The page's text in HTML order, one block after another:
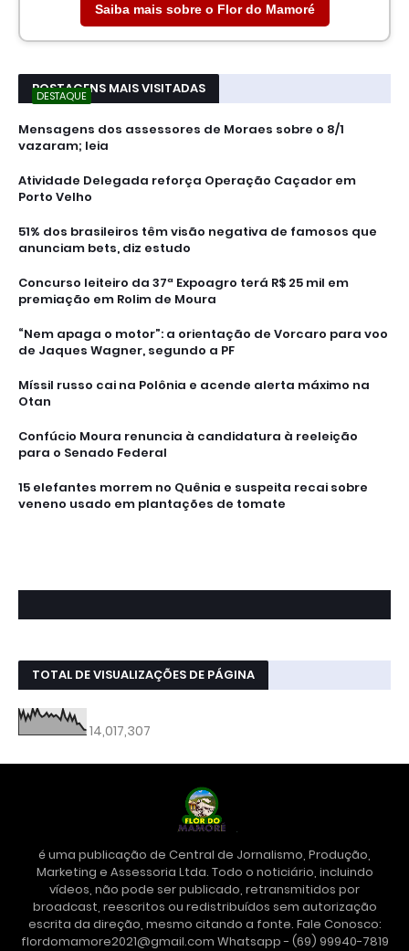
Saiba mais sobre o Flor do Mamoré
POSTAGENS MAIS VISITADAS
DESTAQUE
Mensagens dos assessores de Moraes sobre o 8/1
vazaram; leia
Atividade Delegada reforça Operação Caçador em
Porto Velho
51% dos brasileiros têm visão negativa de famosos que
anunciam bets, diz estudo
Concurso leiteiro da 37ª Expoagro terá R$ 25 mil em
premiação em Rolim de Moura
“Nem apaga o motor”: a orientação de Vorcaro para voo
de Jaques Wagner, segundo a PF
Míssil russo cai na Polônia e acende alerta máximo na
Otan
Confúcio Moura renuncia à candidatura à reeleição
para o Senado Federal
15 elefantes morrem no Quênia e suspeita recai sobre
veneno usado em plantações de tomate
TOTAL DE VISUALIZAÇÕES DE PÁGINA
14,017,307
é uma publicação de Central de Jornalismo, Produção,
Marketing e Assessoria Ltda. Todo o noticiário, incluindo
vídeos, não pode ser publicado, retransmitidos por
broadcast, reescritos ou redistribuídos sem autorização
escrita da direção, mesmo citando a fonte. Fale Conosco:
flordomamore2021@gmail.com Whatsapp - (69) 99940-7819